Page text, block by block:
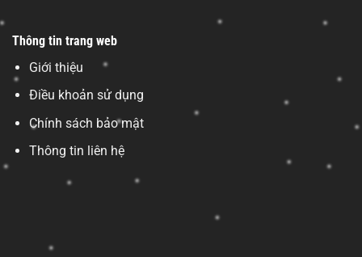
Thông tin trang web
Giới thiệu
Điều khoản sử dụng
Chính sách bảo mật
Thông tin liên hệ